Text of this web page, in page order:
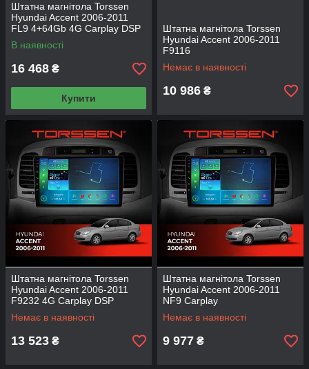
Штатна магнітола Torssen
Hyundai Accent 2006-2011
FL9 4+64Gb 4G Carplay DSP
В наявності
16 468 ₴
Купити
Штатна магнітола Torssen
Hyundai Accent 2006-2011
F9116
Немає в наявності
10 986 ₴
Штатна магнітола Torssen
Hyundai Accent 2006-2011
F9232 4G Carplay DSP
Немає в наявності
13 523 ₴
Штатна магнітола Torssen
Hyundai Accent 2006-2011
NF9 Carplay
Немає в наявності
9 977 ₴